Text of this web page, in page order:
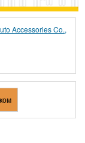
Accessories Co.,